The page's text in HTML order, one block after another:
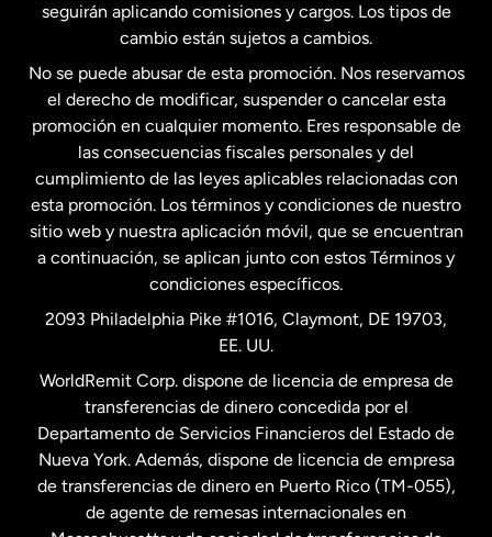
Estados Unidos Español
Francia
Malasia
Nueva Zelanda
Países Bajos
Suecia
seguirán aplicando comisiones y cargos. Los tipos de
cambio están sujetos a cambios.
No se puede abusar de esta promoción. Nos reservamos
el derecho de modificar, suspender o cancelar esta
promoción en cualquier momento. Eres responsable de
las consecuencias fiscales personales y del
cumplimiento de las leyes aplicables relacionadas con
esta promoción. Los términos y condiciones de nuestro
sitio web y nuestra aplicación móvil, que se encuentran
a continuación, se aplican junto con estos Términos y
condiciones específicos.
2093 Philadelphia Pike #1016, Claymont, DE 19703,
EE. UU.
WorldRemit Corp. dispone de licencia de empresa de
transferencias de dinero concedida por el
Departamento de Servicios Financieros del Estado de
Nueva York. Además, dispone de licencia de empresa
de transferencias de dinero en Puerto Rico (TM-055),
de agente de remesas internacionales en